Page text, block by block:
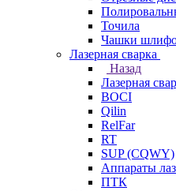
Точила
Чашки
Лазерная сварка
Назад
Лазерная
BOCI
Qilin
RelFar
RT
SUP (CQWY)
Аппараты
ПТК